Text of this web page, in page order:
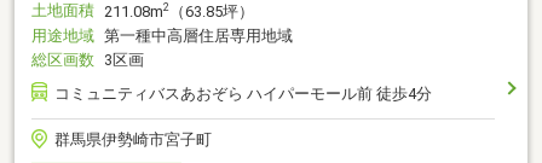
土地面積 211.08m2
（63.85坪）
用途地域 第一種中高層住居専用地域
総区画数 3区画
コミュニティバスあおぞら ハイパーモール前 徒歩4分
群馬県伊勢崎市宮子町